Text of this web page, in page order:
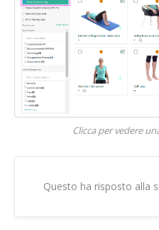
Clicca per vedere
Questo ha risposto alla